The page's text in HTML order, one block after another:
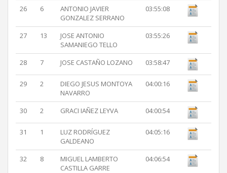
26 6
ANTONIO JAVIER
GONZALEZ SERRANO
03:55:08
27 13
JOSE ANTONIO
SAMANIEGO TELLO
03:55:26
28 7 JOSE CASTAÑO LOZANO 03:58:47
29 2
DIEGO JESUS MONTOYA
NAVARRO
04:00:16
30 2 GRACI IAÑEZ LEYVA 04:00:54
31 1
LUZ RODRÍGUEZ
GALDEANO
04:05:16
32 8
MIGUEL LAMBERTO
CASTILLA GARRE
04:06:54